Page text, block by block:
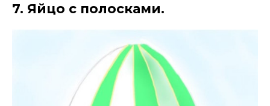
7. Яйцо с полосками.